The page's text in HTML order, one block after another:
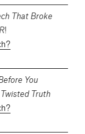
That Broke
!
You
Truth